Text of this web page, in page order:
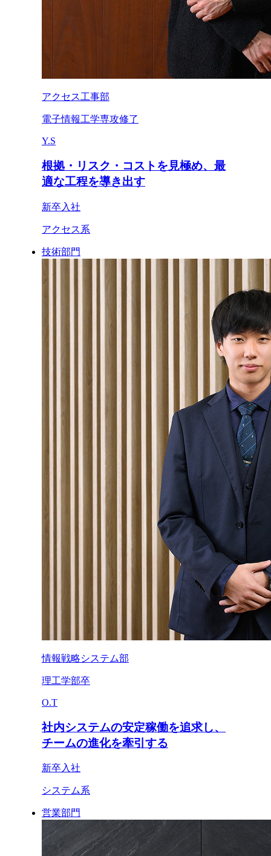
アクセス工事部
電子情報工学専攻修了
Y.S
根拠・リスク・コストを見極め、最
適な工程を導き出す
新卒入社
アクセス系
技術部門
情報戦略システム部
理工学部卒
O.T
社内システムの安定稼働を追求し、
チームの進化を牽引する
新卒入社
システム系
営業部門